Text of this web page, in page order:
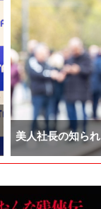
美人社長の知ら